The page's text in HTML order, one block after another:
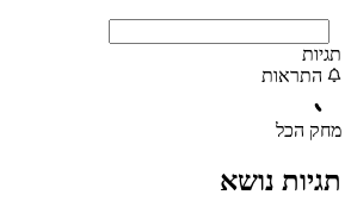
תגיות
התראות
מחק הכל
תגיות נושא